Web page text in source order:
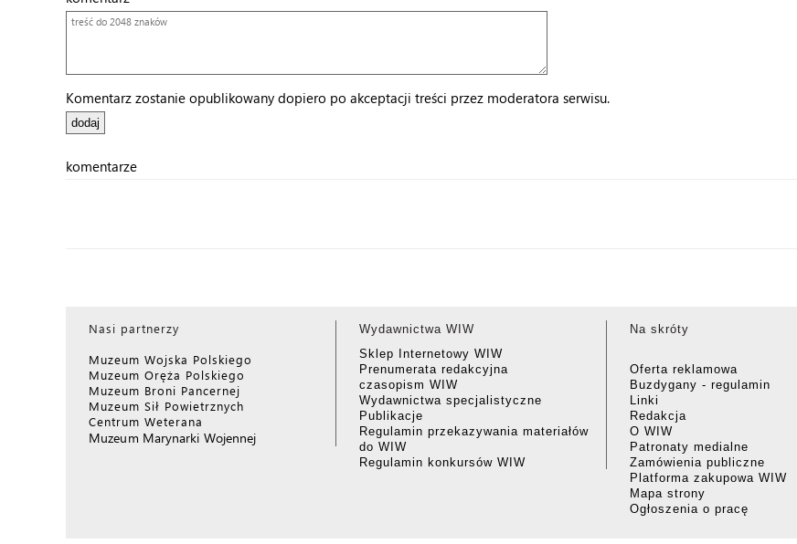
Komentarz zostanie opublikowany dopiero po akceptacji treści przez moderatora serwisu.
komentarze
Nasi partnerzy
Muzeum Wojska Polskiego
Muzeum Oręża Polskiego
Muzeum Broni Pancernej
Muzeum Sił Powietrznych
Centrum Weterana
Muzeum Marynarki Wojennej
Wydawnictwa WIW
Sklep Internetowy WIW
Prenumerata redakcyjna
czasopism WIW
Wydawnictwa specjalistyczne
Publikacje
Regulamin przekazywania materiałów
do WIW
Regulamin konkursów WIW
Na skróty
Oferta reklamowa
Buzdygany - regulamin
Linki
Redakcja
O WIW
Patronaty medialne
Zamówienia publiczne
Platforma zakupowa WIW
Mapa strony
Ogłoszenia o pracę